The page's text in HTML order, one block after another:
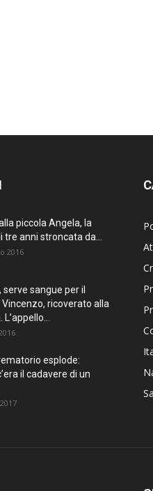
piccola Angela, la
tre anni stroncata da...
2016
serve sangue per il
ricoverato alla
esplode:
il cadavere di un